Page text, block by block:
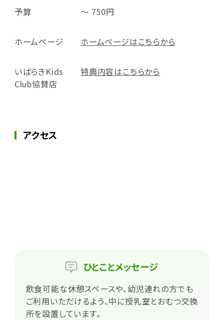
予算 ～ 750円
ホームページ ホームページはこちらから
いばらきKids
Club協賛店
特典内容はこちらから
アクセス
ひとことメッセージ
飲食可能な休憩スペースや、幼児連れの方でも
ご利用いただけるよう、中に授乳室とおむつ交換
所を設置しています。